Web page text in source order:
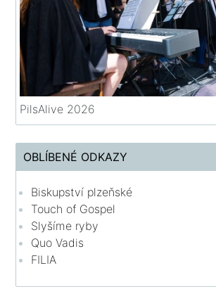
PilsAlive 2026
OBLÍBENÉ ODKAZY
Biskupství plzeňské
Touch of Gospel
Slyšíme ryby
Quo Vadis
FILIA